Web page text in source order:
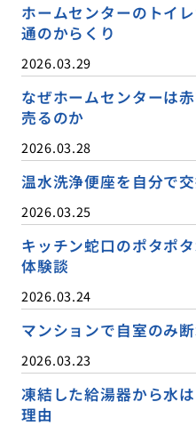
ホームセンターのトイ
通のからくり
2026.03.29
なぜホームセンターは
売るのか
2026.03.28
温水洗浄便座を自分で
2026.03.25
キッチン蛇口のポタポ
体験談
2026.03.24
マンションで自室のみ
2026.03.23
凍結した給湯器から水
理由